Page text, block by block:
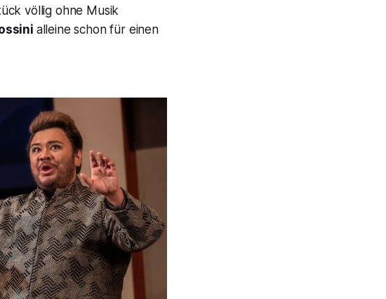
völlig ohne Musik
alleine schon für einen